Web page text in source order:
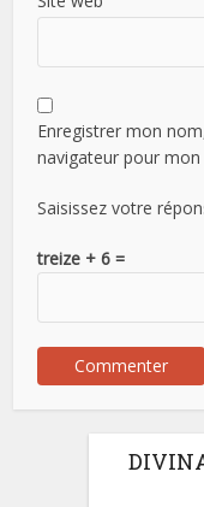
Enregistrer mon
navigateur pour
Saisissez votre
treize + 6 =